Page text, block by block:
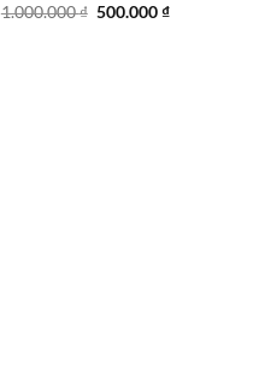
1.000.000₫ Giá
500.000₫Giá